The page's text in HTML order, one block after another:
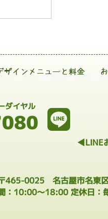
ザインメニューと料金
ダイヤル
◀LINE
465-0025 名古屋市名東
：10:00～18:00 定休日：